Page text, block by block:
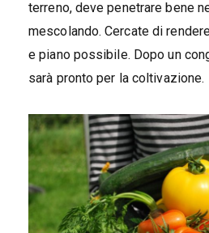
terreno, deve penetrare bene
mescolando. Cercate di
e piano possibile. Dopo un
sarà pronto per la coltivazione.